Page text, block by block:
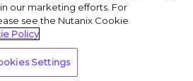
Statement
Personal Information
our marketing efforts. For
see the Nutanix Cookie
Policy
Settings